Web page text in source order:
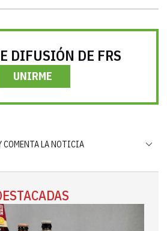
DIFUSIÓN DE FRS
UNIRME
COMENTA LA NOTICIA